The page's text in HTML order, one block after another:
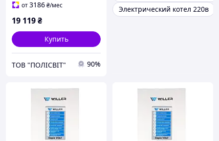
WF)от3186₴/мес
19 119₴
Купить
ТОВ "ПОЛІСВІТ" 90%
Электрический котел 220в